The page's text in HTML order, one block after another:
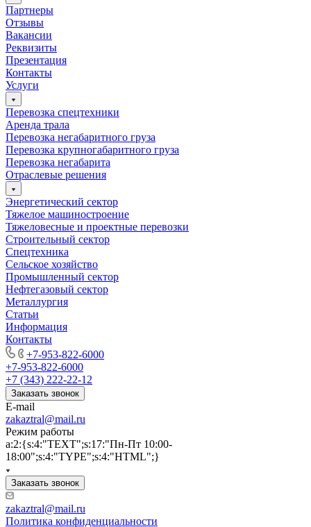
Партнеры
Отзывы
Вакансии
Реквизиты
Презентация
Контакты
Услуги
Перевозка спецтехники
Аренда трала
Перевозка негабаритного груза
Перевозка крупногабаритного груза
Перевозка негабарита
Отраслевые решения
Энергетический сектор
Тяжелое машиностроение
Тяжеловесные и проектные перевозки
Строительный сектор
Спецтехника
Сельское хозяйство
Промышленный сектор
Нефтегазовый сектор
Металлургия
Статьи
Информация
Контакты
+7-953-822-6000
+7-953-822-6000
+7 (343) 222-22-12
Заказать звонок
E-mail
zakaztral@mail.ru
Режим работы
a:2:{s:4:"TEXT";s:17:"Пн-Пт 10:00-
18:00";s:4:"TYPE";s:4:"HTML";}
Заказать звонок
zakaztral@mail.ru
Политика конфиденциальности